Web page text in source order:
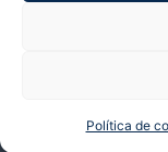
Política de
Copyright © 2026 VP